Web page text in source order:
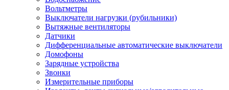
Вольтметры
Выключатели нагрузки (рубильники)
Вытяжные вентиляторы
Датчики
Дифференциальные автоматические выключатели
Домофоны
Зарядные устройства
Звонки
Измерительные приборы